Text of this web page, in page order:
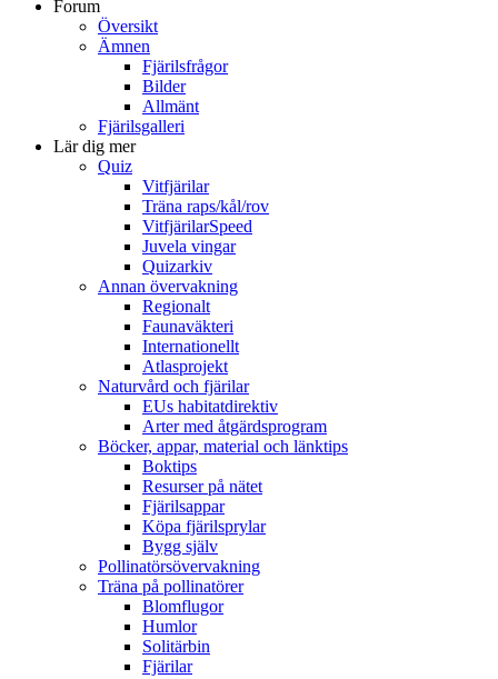
Forum
Översikt
Ämnen
Fjärilsfrågor
Bilder
Allmänt
Fjärilsgalleri
Lär dig mer
Quiz
Vitfjärilar
Träna raps/kål/rov
VitfjärilarSpeed
Juvela vingar
Quizarkiv
Annan övervakning
Regionalt
Faunaväkteri
Internationellt
Atlasprojekt
Naturvård och fjärilar
EUs habitatdirektiv
Arter med åtgärdsprogram
Böcker, appar, material och länktips
Boktips
Resurser på nätet
Fjärilsappar
Köpa fjärilsprylar
Bygg själv
Pollinatörsövervakning
Träna på pollinatörer
Blomflugor
Humlor
Solitärbin
Fjärilar